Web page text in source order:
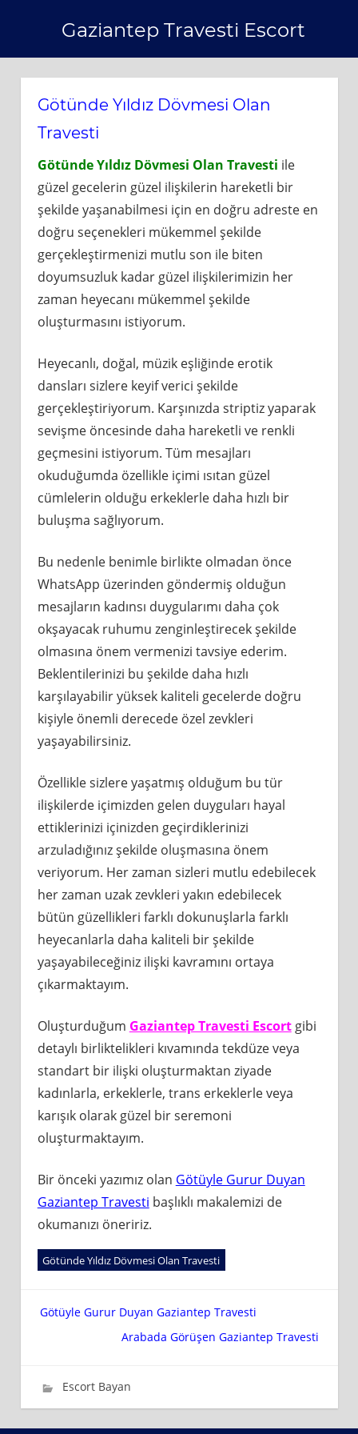
content
Gaziantep Travesti Escort
Götünde Yıldız Dövmesi Olan
Travesti
Götünde Yıldız Dövmesi Olan Travesti ile
güzel gecelerin güzel ilişkilerin hareketli bir
şekilde yaşanabilmesi için en doğru adreste en
doğru seçenekleri mükemmel şekilde
gerçekleştirmenizi mutlu son ile biten
doyumsuzluk kadar güzel ilişkilerimizin her
zaman heyecanı mükemmel şekilde
oluşturmasını istiyorum.
Heyecanlı, doğal, müzik eşliğinde erotik
dansları sizlere keyif verici şekilde
gerçekleştiriyorum. Karşınızda striptiz yaparak
sevişme öncesinde daha hareketli ve renkli
geçmesini istiyorum. Tüm mesajları
okuduğumda özellikle içimi ısıtan güzel
cümlelerin olduğu erkeklerle daha hızlı bir
buluşma sağlıyorum.
Bu nedenle benimle birlikte olmadan önce
WhatsApp üzerinden göndermiş olduğun
mesajların kadınsı duygularımı daha çok
okşayacak ruhumu zenginleştirecek şekilde
olmasına önem vermenizi tavsiye ederim.
Beklentilerinizi bu şekilde daha hızlı
karşılayabilir yüksek kaliteli gecelerde doğru
kişiyle önemli derecede özel zevkleri
yaşayabilirsiniz.
Özellikle sizlere yaşatmış olduğum bu tür
ilişkilerde içimizden gelen duyguları hayal
ettiklerinizi içinizden geçirdiklerinizi
arzuladığınız şekilde oluşmasına önem
veriyorum. Her zaman sizleri mutlu edebilecek
her zaman uzak zevkleri yakın edebilecek
bütün güzellikleri farklı dokunuşlarla farklı
heyecanlarla daha kaliteli bir şekilde
yaşayabileceğiniz ilişki kavramını ortaya
çıkarmaktayım.
Oluşturduğum Gaziantep Travesti Escortgibi
detaylı birliktelikleri kıvamında tekdüze veya
standart bir ilişki oluşturmaktan ziyade
kadınlarla, erkeklerle, trans erkeklerle veya
karışık olarak güzel bir seremoni
oluşturmaktayım.
Bir önceki yazımız olan Götüyle Gurur Duyan
Gaziantep Travesti başlıklı makalemizi de
okumanızı öneririz.
Götünde Yıldız Dövmesi Olan Travesti
Yazı
gezinmesi
Götüyle Gurur Duyan Gaziantep Travesti
Arabada Görüşen Gaziantep Travesti
Eylül 30, 2024
wpadmin_637ca3
Escort Bayan